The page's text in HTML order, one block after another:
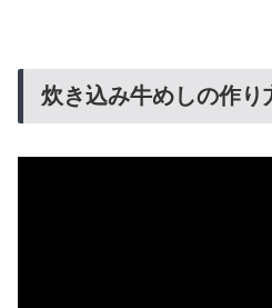
炊き込み牛めしの作り